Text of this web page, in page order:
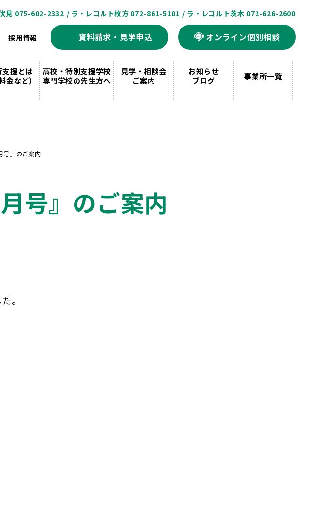
見 075-602-2332 / ラ・レコルト枚方 072-861-5101 / ラ・レコルト茨木 072-626-2600
採用情報 資料請求・見学申込 オンライン個別相談
支援とは
金など）
高校・特別支援学校
専門学校の先生方へ
見学・相談会
ご案内
お知らせ
ブログ
事業所一覧
号』のご案内
号』のご案内
。